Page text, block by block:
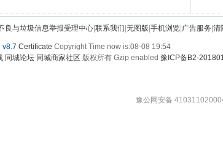
良与垃圾信息举报受理中心 联系我们 无图版 手机浏览 广告服务 清
v8.7 Certificate Copyright Time now is:08-08 19:54
同城论坛 同城商家社区 版权所有 Gzip enabled 豫ICP备B2-
豫公网安备